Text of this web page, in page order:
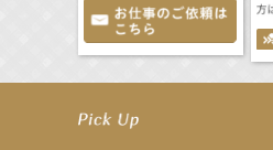
【武井咲】ENFÖLD 2026 PF/FW archetypeに登場！